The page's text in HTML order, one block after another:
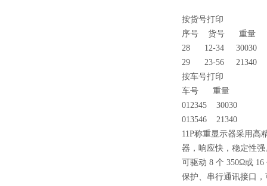
按货号打印
序号 货号 重量
28 12-34 30030
29 23-56 21340
按车号打印
车号 重量
012345 30030
013546 21340
11P称重显示器采用高
器，响应快，稳定性
可驱动 8 个 350Ω或
保护、串行通讯接口